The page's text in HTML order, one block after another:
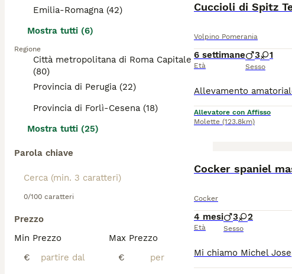
Emilia-Romagna (42)
Mostra tutti (6)
Regione
Città metropolitana di Roma Capitale
(80)
Provincia di Perugia (22)
Provincia di Forlì-Cesena (18)
Mostra tutti (25)
Parola chiave
0/100 caratteri
Prezzo
Min Prezzo
€
Max Prezzo
€
Cuccioli di Spitz
Volpino Pomerania
6 settimane
Età
3 1
Sesso
Allevatore con Affisso
Molette (123.8km)
Cocker spaniel
Cocker
4 mesi
Età
3 2
Sesso